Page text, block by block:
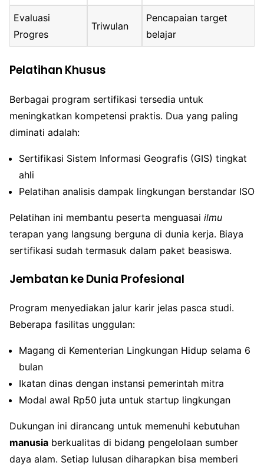
Evaluasi
Progres
Triwulan
Pencapaian target
belajar
Pelatihan Khusus
Berbagai program sertifikasi tersedia untuk
meningkatkan kompetensi praktis. Dua yang paling
diminati adalah:
Sertifikasi Sistem Informasi Geografis (GIS) tingkat
ahli
Pelatihan analisis dampak lingkungan berstandar ISO
Pelatihan ini membantu peserta menguasai ilmu
terapan yang langsung berguna di dunia kerja. Biaya
sertifikasi sudah termasuk dalam paket beasiswa.
Jembatan ke Dunia Profesional
Program menyediakan jalur karir jelas pasca studi.
Beberapa fasilitas unggulan:
Magang di Kementerian Lingkungan Hidup selama 6
bulan
Ikatan dinas dengan instansi pemerintah mitra
Modal awal Rp50 juta untuk startup lingkungan
Dukungan ini dirancang untuk memenuhi kebutuhan
manusia berkualitas di bidang pengelolaan sumber
daya alam. Setiap lulusan diharapkan bisa memberi